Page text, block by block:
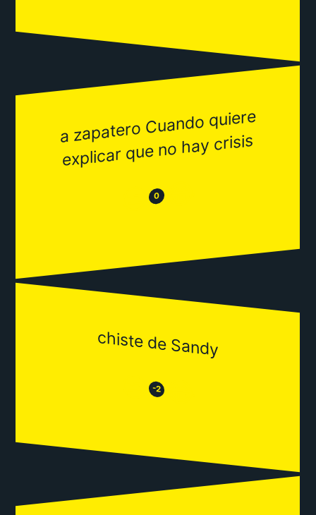
a zapatero Cuando quiere
explicar que no hay crisis
😒 0 😂
chiste de Sandy
😒 -2 😂